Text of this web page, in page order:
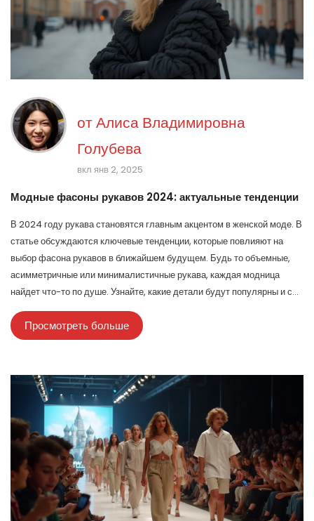
отАлиса Владимировна
Голубева
вкл янв 2, 2025
Модные фасоны рукавов 2024: актуальные тенденции
В 2024 году рукава становятся главным акцентом в женской моде. В
статье обсуждаются ключевые тенденции, которые повлияют на
выбор фасона рукавов в ближайшем будущем. Будь то объемные,
асимметричные или минималистичные рукава, каждая модница
найдет что-то по душе. Узнайте, какие детали будут популярны и с
чем их сочетать, чтобы создать стильный и актуальный образ. Мы
предлагаем полезные советы для тех, кто хочет модно и уверенно
шагать в ногу с новыми трендами.
Просмотреть больше